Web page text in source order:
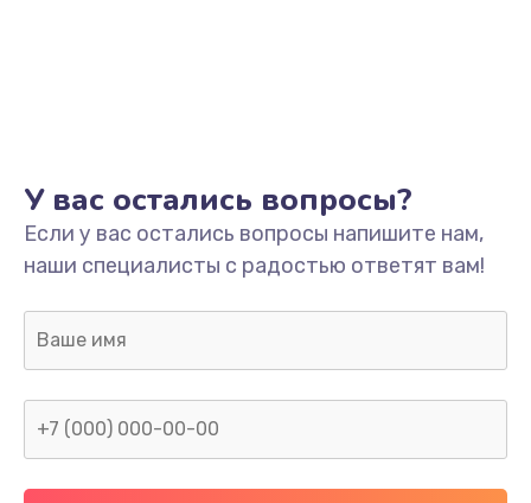
Замена разъема
680 руб.
800 руб.
Не включается
У вас остались вопросы?
Если у вас остались вопросы напишите нам,
наши специалисты с радостью ответят вам!